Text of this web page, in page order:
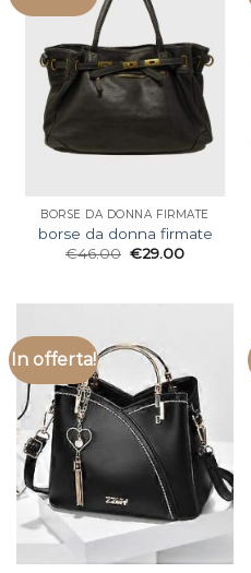
BORSE DA DONNA FIRMATE
borse da donna firmate
€46.00 €29.00
In offerta!